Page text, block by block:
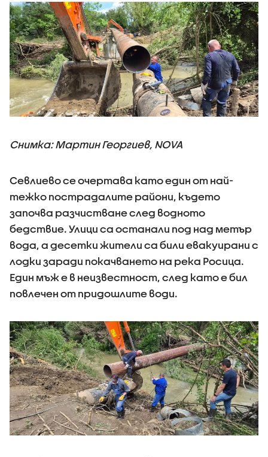
Снимка: Мартин Георгиев, NOVA
Севлиево се очертава като един от най-
тежко пострадалите райони, където
започва разчистване след водното
бедствие. Улици са останали под над метър
вода, а десетки жители са били евакуирани с
лодки заради покачването на река Росица.
Един мъж е в неизвестност, след като е бил
повлечен от придошлите води.